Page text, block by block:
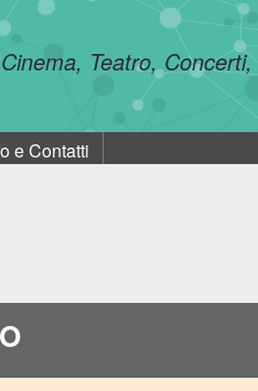
Teatro,
e Contatti